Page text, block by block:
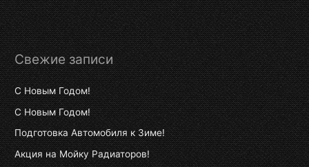
Свежие записи
С Новым Годом!
С Новым Годом!
Подготовка Автомобиля к Зиме!
Акция на Мойку Радиаторов!